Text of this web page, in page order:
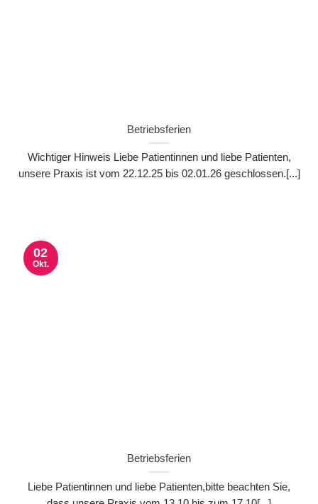
Betriebsferien
Wichtiger Hinweis Liebe Patientinnen und liebe Patienten,
unsere Praxis ist vom 22.12.25 bis 02.01.26 geschlossen.[...]
Betriebsferien
Liebe Patientinnen und liebe Patienten,bitte beachten Sie,
02
Okt.